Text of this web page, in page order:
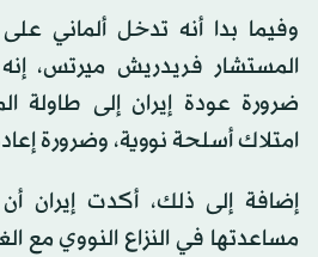
وفيما بدا أنه تدخل ألماني
المستشار فريدريش ميرتس،
ضرورة عودة إيران إلى طاولة
امتلاك أسلحة نووية، وضرورة
إضافة إلى ذلك، أكدت إيران
مساعدتها في النزاع النووي مع